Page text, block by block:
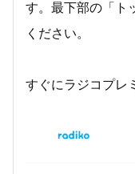
す。最下部の「ト
ください。
すぐにラジコプレ